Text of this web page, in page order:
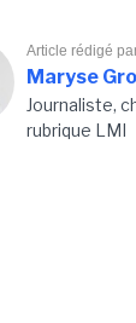
Article rédigé
Maryse
Journaliste,
rubrique LMI